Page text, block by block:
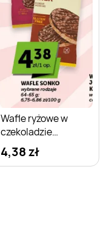
Wafle ryżowe w
czekoladzie
mlecznej Sonko
4,38 zł